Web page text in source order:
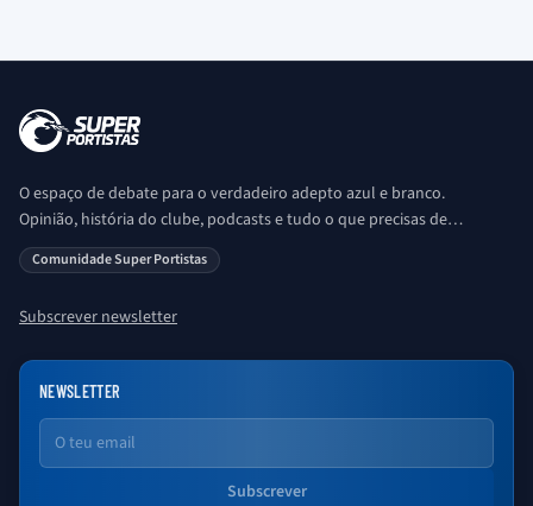
O espaço de debate para o verdadeiro adepto azul e branco.
Opinião, história do clube, podcasts e tudo o que precisas de
saber sobre o universo Porto. Ser Porto é aqui!
Comunidade Super Portistas
Subscrever newsletter
NEWSLETTER
Email
Subscrever